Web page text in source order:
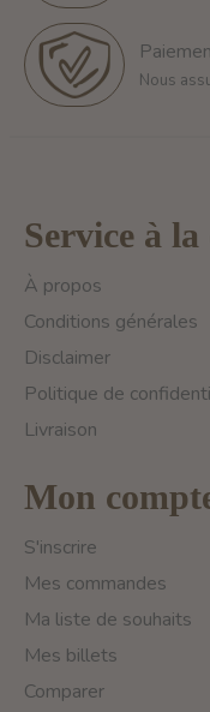
Nous
Service à
À propos
Conditions générales
Disclaimer
Politique de
Livraison
Mon
S'inscrire
Mes commandes
Ma liste de souhaits
Mes billets
Comparer